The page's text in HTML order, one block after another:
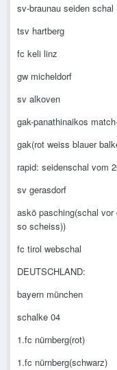
sv-braunau seiden schal
tsv hartberg
fc keli linz
gw micheldorf
sv alkoven
gak-panathinaikos
gak(rot weiss blauer
rapid: seidenschal vom
sv gerasdorf
askö pasching(schal
so scheiss))
fc tirol webschal
DEUTSCHLAND:
bayern münchen
schalke 04
1.fc nürnberg(rot)
1.fc nürnberg(schwarz)